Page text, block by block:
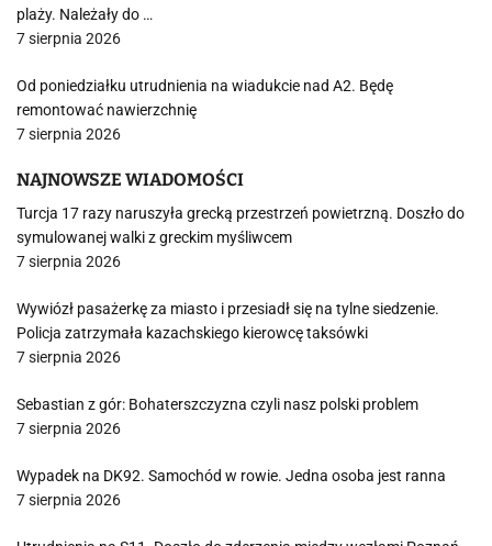
plaży. Należały do …
7 sierpnia 2026
Od poniedziałku utrudnienia na wiadukcie nad A2. Będę
remontować nawierzchnię
7 sierpnia 2026
NAJNOWSZE WIADOMOŚCI
Turcja 17 razy naruszyła grecką przestrzeń powietrzną. Doszło do
symulowanej walki z greckim myśliwcem
7 sierpnia 2026
Wywiózł pasażerkę za miasto i przesiadł się na tylne siedzenie.
Policja zatrzymała kazachskiego kierowcę taksówki
7 sierpnia 2026
Sebastian z gór: Bohaterszczyzna czyli nasz polski problem
7 sierpnia 2026
Wypadek na DK92. Samochód w rowie. Jedna osoba jest ranna
7 sierpnia 2026